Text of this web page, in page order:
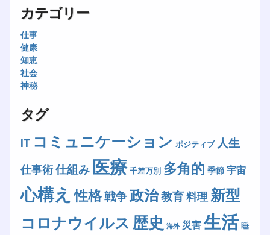
カテゴリー
仕事
健康
知恵
社会
神秘
タグ
IT コミュニケーション ポジティブ 人生
仕事術仕組み医療 千差万別 多角的 季節 宇宙
心構え 性格戦争政治教育料理 新型
コロナウイルス 歴史 海外 災害生活 睡